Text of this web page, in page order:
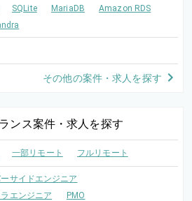
SQLite MariaDB
Amazon RDS
その他の案件・求人を探す
ンス案件・求人を探す
一部リモート フルリモート
サイドエンジニア
エンジニア
PMO